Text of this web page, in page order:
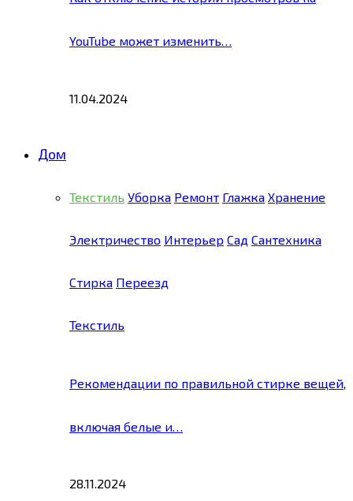
YouTube может изменить…
11.04.2024
Дом
Текстиль Уборка Ремонт Глажка Хранение
Электричество Интерьер Сад Сантехника
Стирка Переезд
Текстиль
Рекомендации по правильной стирке вещей,
включая белые и…
28.11.2024